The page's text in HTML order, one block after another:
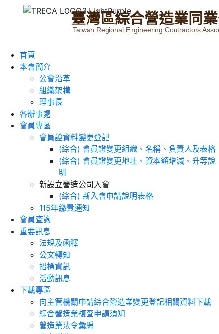
臺灣區綜合營造業同業
Taiwan Regional Engineering Contractors
首頁
本會簡介
公會沿革
組織架構
理事長
各辦事處
會員專區
會員證資料變更登記
(綜合) 會員證變更組織、名稱、負責人及表格
(綜合) 會員證變更地址、資本額增減、升等說
明
新設立營造公司入會
(綜合) 新入會申請說明表格
115年繳費通知
會員查詢
重要訊息
法規及函釋
公文轉知
招標資訊
活動訊息
下載專區
向主管機關申請綜合營造業變更登記相關資料下載
綜合營造業複查申請須知
營造業法令彙編